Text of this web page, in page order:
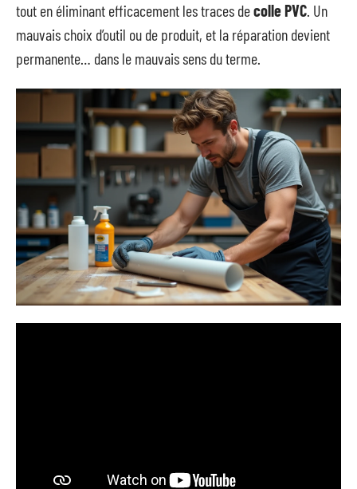
tout en éliminant efficacement les traces decolle PVC. Un
mauvais choix d’outil ou de produit, et la réparation devient
permanente… dans le mauvais sens du terme.